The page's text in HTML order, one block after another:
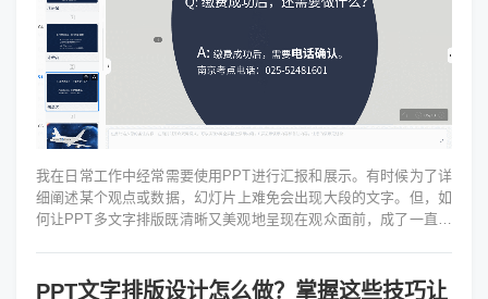
我在日常工作中经常需要使用PPT进行汇报和展示。有时候为了详
细阐述某个观点或数据，幻灯片上难免会出现大段的文字。但，如
何让PPT多文字排版既清晰又美观地呈现在观众面前，成了一直困
PPT文字排版设计怎么做？掌握这些技巧让